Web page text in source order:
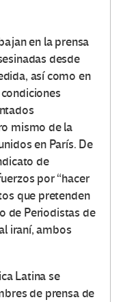
en la prensa
desde
así como en
mismo de la
en París. De
de
por “hacer
que pretenden
de Periodistas de
iraní, ambos
Latina se
de prensa de